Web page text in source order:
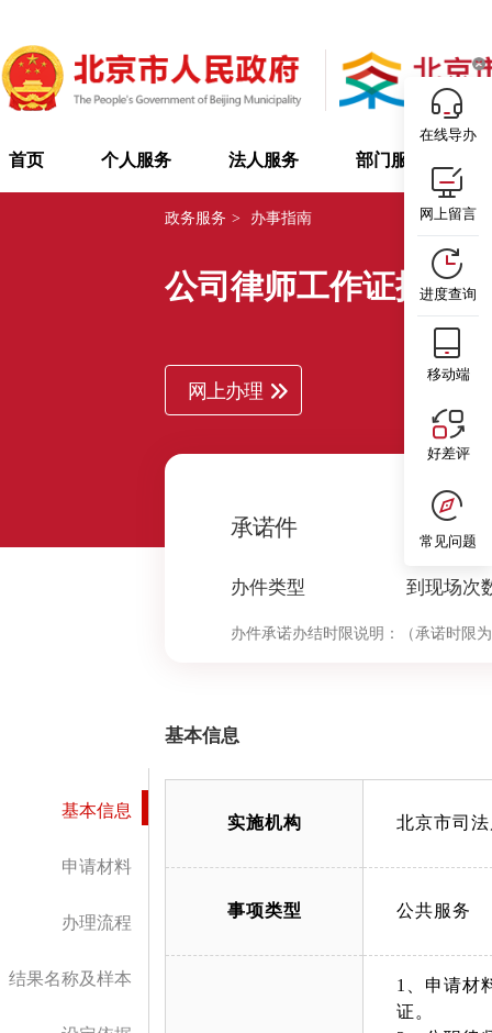
首页 个人服务 法人服务 部门服务
政务服务 > 办事指南
公司律师工作证换发
网上办理
承诺件
办件类型
0
到现场次
办件承诺办结时限说明： （承诺时限
基本信息
申请材料
办理流程
结果名称及样本
基本信息
实施机构 北京市司
事项类型 公共服务
1、申请材
证。
在线导办
网上留言
进度查询
移动端
好差评
常见问题